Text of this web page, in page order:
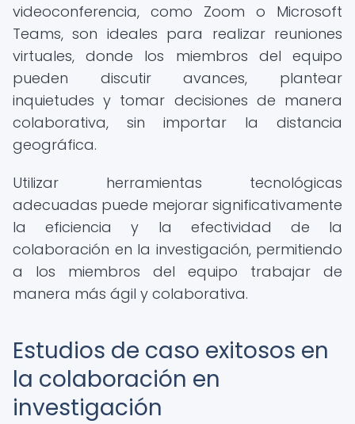
videoconferencia, como Zoom o Microsoft
Teams, son ideales para realizar reuniones
virtuales, donde los miembros del equipo
pueden discutir avances, plantear
inquietudes y tomar decisiones de manera
colaborativa, sin importar la distancia
geográfica.
Utilizar herramientas tecnológicas
adecuadas puede mejorar significativamente
la eficiencia y la efectividad de la
colaboración en la investigación, permitiendo
a los miembros del equipo trabajar de
manera más ágil y colaborativa.
Estudios de caso exitosos en
la colaboración en
investigación